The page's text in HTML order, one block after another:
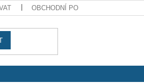
OBCHODNÍ PODMÍNKY